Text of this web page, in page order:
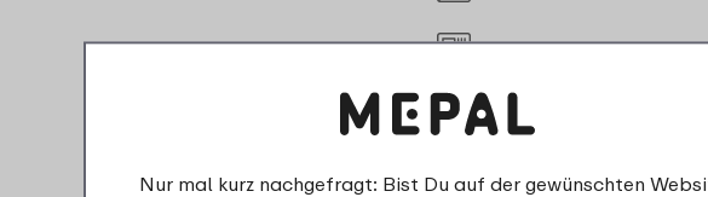
Für den Kontakt mit
Nur mal kurz nachgefragt: Bist Du auf der gewünschten